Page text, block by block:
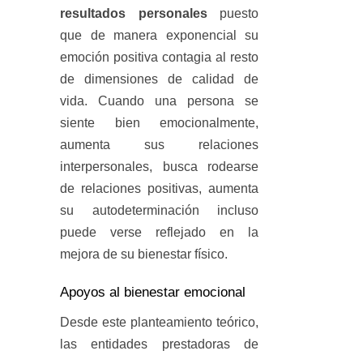
resultados personalespuesto
que de manera exponencial su
emoción positiva contagia al resto
de dimensiones de calidad de
vida. Cuando una persona se
siente bien emocionalmente,
aumenta sus relaciones
interpersonales, busca rodearse
de relaciones positivas, aumenta
su autodeterminación incluso
puede verse reflejado en la
mejora de su bienestar físico.
Apoyos al bienestar emocional
Desde este planteamiento teórico,
las entidades prestadoras de